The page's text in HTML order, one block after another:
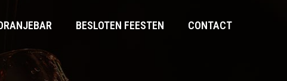
BESLOTEN FEESTEN CONTACT